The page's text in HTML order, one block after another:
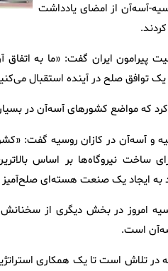
آسه‌آن از امضای یادداشت
پیرامون ایران گفت: «ما به اتفاق
یک توافق صلح در آینده استقبال
که مواضع کشورهای آسه‌آن در
و آسه‌آن در کازان روسیه گفت:
ساخت نیروگاه‌ها بر اساس
به ایجاد یک صنعت هسته‌ای
امروز در بخش دیگری از
است.
در تلاش است تا یک همکاری